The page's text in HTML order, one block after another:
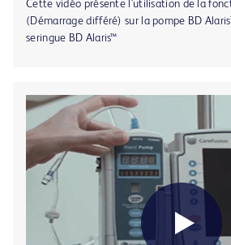
Cette vidéo présente l'utilisation de la
(Démarrage différé) sur la pompe BD
seringue BD Alaris™